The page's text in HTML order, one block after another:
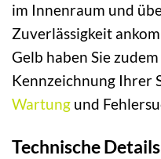
im Innenraum und
Zuverlässigkeit
Gelb haben Sie
Kennzeichnung Ihrer
Wartung und
Technische